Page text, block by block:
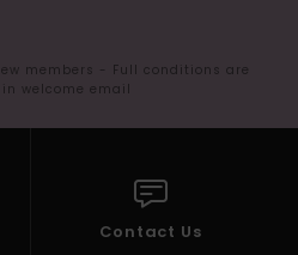
members - Full conditions are
welcome email
Contact Us